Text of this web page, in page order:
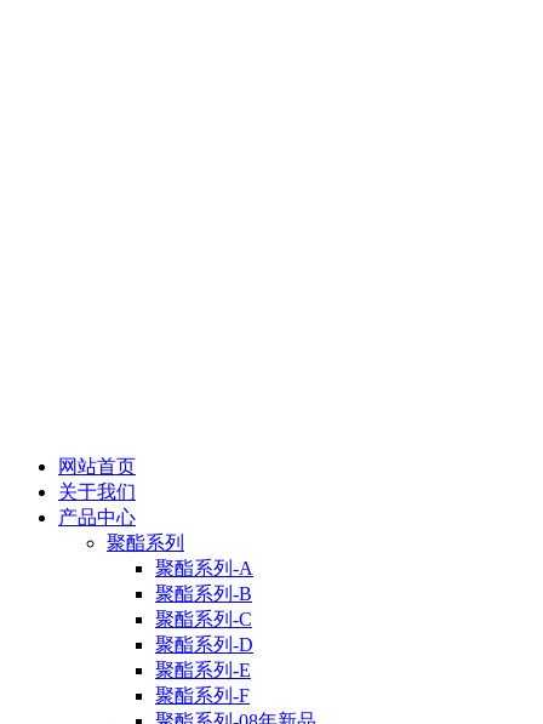
网站首页
关于我们
产品中心
聚酯系列
聚酯系列-A
聚酯系列-B
聚酯系列-C
聚酯系列-D
聚酯系列-E
聚酯系列-F